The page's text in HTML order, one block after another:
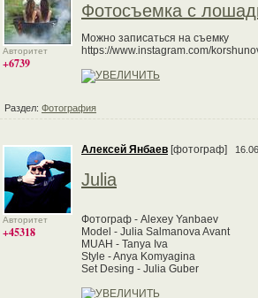
Авторитет
+6739
Фотосъемка с
Можно записаться на съемку
https://www.instagram.com/
Раздел: Фотография
Авторитет
+45318
Алексей Янбаев [фотограф]
Julia
Фотограф - Alexey Yanbaev
Model - Julia Salmanova Avant
MUAH - Tanya Iva
Style - Anya Komyagina
Set Desing - Julia Guber